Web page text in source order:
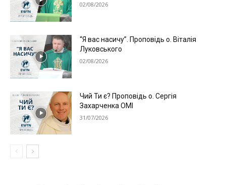
02/08/2026
“Я вас насичу”. Проповідь о. Віталія
Луковського
02/08/2026
Чий Ти є? Проповідь о. Сергія
Захарченка ОМІ
31/07/2026